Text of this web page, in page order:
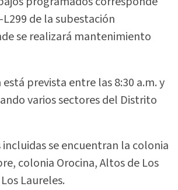
de la subestación
se realizará mantenimiento
prevista entre las 8:30 a.m. y
varios sectores del Distrito
incluidas se encuentran la colonia
colonia Orocina, Altos de Los
Laureles.